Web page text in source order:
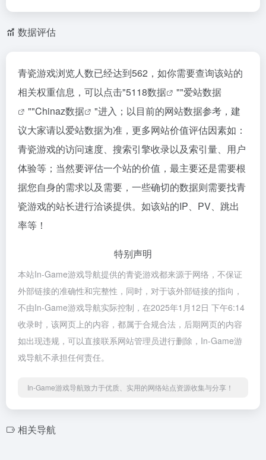
数据评估
青瓷游戏浏览人数已经达到562，如你需要查询该站的
相关权重信息，可以点击"5118数据 ""爱站数据
""Chinaz数据
"进入；以目前的网站数据参考，建
议大家请以爱站数据为准，更多网站价值评估因素如：
青瓷游戏的访问速度、搜索引擎收录以及索引量、用户
体验等；当然要评估一个站的价值，最主要还是需要根
据您自身的需求以及需要，一些确切的数据则需要找青
瓷游戏的站长进行洽谈提供。如该站的IP、PV、跳出
率等！
特别声明
本站In-Game游戏导航提供的青瓷游戏都来源于网络，不保证
外部链接的准确性和完整性，同时，对于该外部链接的指向，
不由In-Game游戏导航实际控制，在2025年1月12日 下午6:14
收录时，该网页上的内容，都属于合规合法，后期网页的内容
如出现违规，可以直接联系网站管理员进行删除，In-Game游
戏导航不承担任何责任。
In-Game游戏导航致力于优质、实用的网络站点资源收集与分享！
相关导航